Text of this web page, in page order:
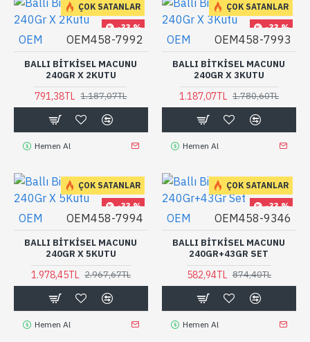
ÇOK SATANLAR
-33 %
OEM OEM458-7992
BALLI BITKISEL MACUNU
240GR X 2KUTU
791,38TL 1.187,07TL
Hemen Al
ÇOK SATANLAR
-33 %
OEM OEM458-7993
BALLI BITKISEL MACUNU
240GR X 3KUTU
1.187,07TL 1.780,60TL
Hemen Al
ÇOK SATANLAR
-33 %
OEM OEM458-7994
BALLI BITKISEL MACUNU
240GR X 5KUTU
1.978,45TL 2.967,67TL
Hemen Al
ÇOK SATANLAR
-33 %
OEM OEM458-9346
BALLI BITKISEL MACUNU
240GR+43GR SET
582,94TL 874,40TL
Hemen Al